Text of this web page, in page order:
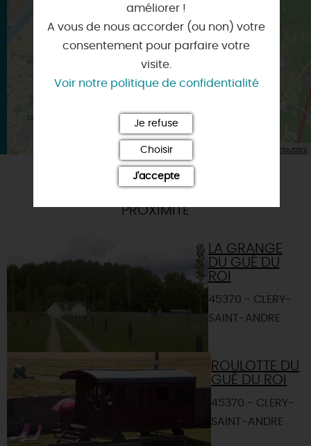
CLERY-SAINT-ANDRE
Leaflet| Map data © OpenStreetMap contributors
PROXIMITÉ
LA GRANGE
DU GUÉ DU
ROI
45370 - CLERY-
SAINT-ANDRE
ROULOTTE DU
GUÉ DU ROI
45370 - CLERY-
SAINT-ANDRE
améliorer !
A vous de nous accorder (ou non) votre
consentement pour parfaire votre
visite.
Voir notre politique de confidentialité
Je refuse
Choisir
J'accepte